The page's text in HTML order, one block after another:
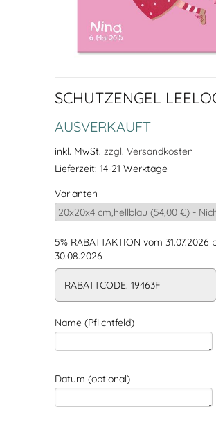
SCHUTZENGEL
AUSVERKAUFT
inkl. MwSt. zzgl. Versandkosten
Lieferzeit: 14-21 Werktage
Varianten
5% RABATTAKTION vom 31.07.2026
30.08.2026
RABATTCODE: 19463F
Name (Pflichtfeld)
Datum (optional)